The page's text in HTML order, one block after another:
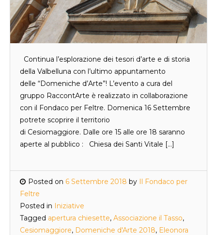
Continua l’esplorazione dei tesori d’arte e di storia
della Valbelluna con l’ultimo appuntamento
delle “Domeniche d’Arte”! L’evento a cura del
gruppo RaccontArte è realizzato in collaborazione
con il Fondaco per Feltre. Domenica 16 Settembre
potrete scoprire il territorio
di Cesiomaggiore. Dalle ore 15 alle ore 18 saranno
aperte al pubblico : Chiesa dei Santi Vitale […]
Posted on 6 Settembre 2018 by Il Fondaco per
Feltre
Posted in Iniziative
Tagged apertura chiesette, Associazione il Tasso,
Cesiomaggiore, Domeniche d'Arte 2018, Eleonora